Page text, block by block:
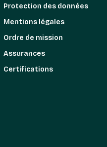
Protection des données
Mentions légales
Ordre de mission
Assurances
Certifications